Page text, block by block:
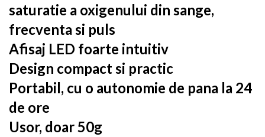
saturatie a oxigenului din sange,
frecventa si puls
Afisaj LED foarte intuitiv
Design compact si practic
Portabil, cu o autonomie de pana la 24
de ore
Usor, doar 50g